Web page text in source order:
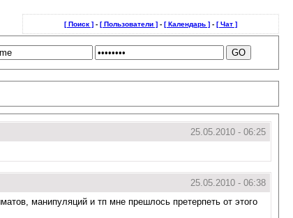
[ Поиск ] - [ Пользователи ] - [ Календарь ] - [ Чат ]
25.05.2010 - 06:25
25.05.2010 - 06:38
манипуляций и тп мне прешлось претерпеть от этого